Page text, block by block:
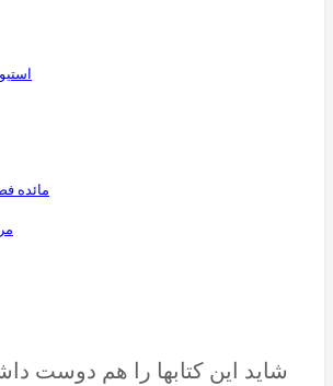
مائده
شاید این کتابها را هم دوست